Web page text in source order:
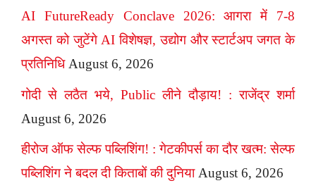
AI FutureReady Conclave 2026: आगरा में 7-8
अगस्त को जुटेंगे AI विशेषज्ञ, उद्योग और स्टार्टअप जगत के
प्रतिनिधि August 6, 2026
गोदी से लठैत भये, Public लीने दौड़ाय! : राजेंद्र शर्मा
August 6, 2026
हीरोज ऑफ सेल्फ पब्लिशिंग! : गेटकीपर्स का दौर खत्म: सेल्फ
पब्लिशिंग ने बदल दी किताबों की दुनिया August 6, 2026